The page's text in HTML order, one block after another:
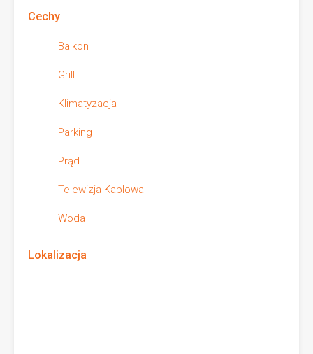
Cechy
Balkon
Grill
Klimatyzacja
Parking
Prąd
Telewizja Kablowa
Woda
Lokalizacja